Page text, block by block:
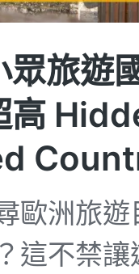
眾旅遊
高
歐洲旅
這不禁